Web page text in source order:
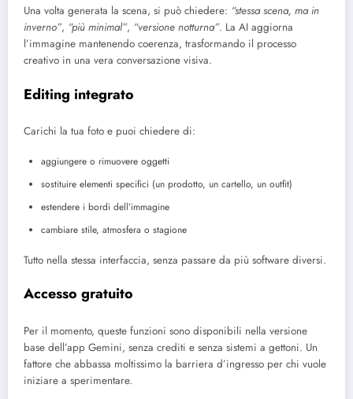
Una volta generata la scena, si può chiedere: “stessa scena, ma in
inverno”, “più minimal”, “versione notturna”. La AI aggiorna
l’immagine mantenendo coerenza, trasformando il processo
creativo in una vera conversazione visiva.
Editing integrato
Carichi la tua foto e puoi chiedere di:
aggiungere o rimuovere oggetti
sostituire elementi specifici (un prodotto, un cartello, un outfit)
estendere i bordi dell’immagine
cambiare stile, atmosfera o stagione
Tutto nella stessa interfaccia, senza passare da più software diversi.
Accesso gratuito
Per il momento, queste funzioni sono disponibili nella versione
base dell’app Gemini, senza crediti e senza sistemi a gettoni. Un
fattore che abbassa moltissimo la barriera d’ingresso per chi vuole
iniziare a sperimentare.